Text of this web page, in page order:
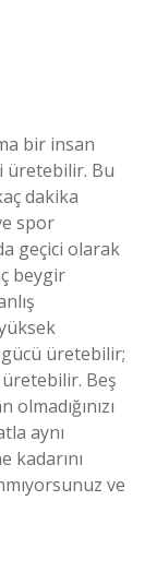
bir insan
üretebilir. Bu
dakika
spor
geçici olarak
beygir
üretebilir;
Beş
aynı
kadarını
ve